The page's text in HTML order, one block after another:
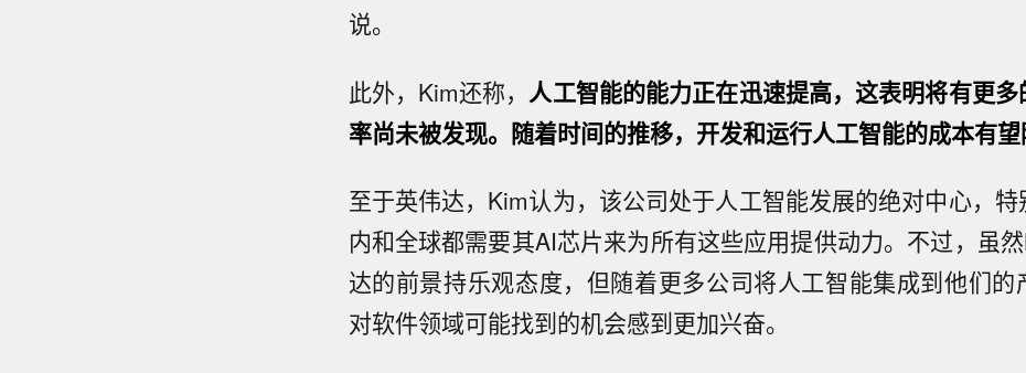
说。
此外，Kim还称， 人工智能的能力正在迅速提高，这表明将有更
率尚未被发现。随着时间的推移，开发和运行人工智能的成本有望
至于英伟达，Kim认为，该公司处于人工智能发展的绝对中心，特
内和全球都需要其AI芯片来为所有这些应用提供动力。不过，虽
达的前景持乐观态度，但随着更多公司将人工智能集成到他们的
对软件领域可能找到的机会感到更加兴奋。